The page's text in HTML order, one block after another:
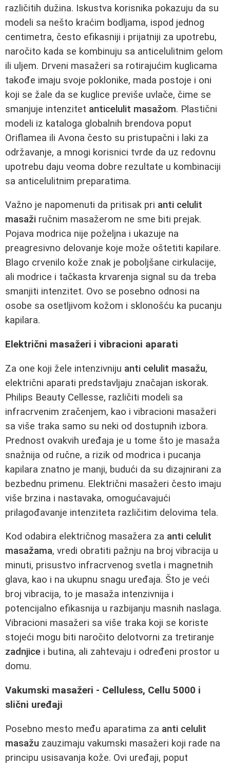
različitih dužina. Iskustva korisnika pokazuju da su
modeli sa nešto kraćim bodljama, ispod jednog
centimetra, često efikasniji i prijatniji za upotrebu,
naročito kada se kombinuju sa anticelulitnim gelom
ili uljem. Drveni masažeri sa rotirajućim kuglicama
takođe imaju svoje poklonike, mada postoje i oni
koji se žale da se kuglice previše uvlače, čime se
smanjuje intenzitet anticelulit masažom. Plastični
modeli iz kataloga globalnih brendova poput
Oriflamea ili Avona često su pristupačni i laki za
održavanje, a mnogi korisnici tvrde da uz redovnu
upotrebu daju veoma dobre rezultate u kombinaciji
sa anticelulitnim preparatima.
Važno je napomenuti da pritisak pri anti celulit
masaži ručnim masažerom ne sme biti prejak.
Pojava modrica nije poželjna i ukazuje na
preagresivno delovanje koje može oštetiti kapilare.
Blago crvenilo kože znak je poboljšane cirkulacije,
ali modrice i tačkasta krvarenja signal su da treba
smanjiti intenzitet. Ovo se posebno odnosi na
osobe sa osetljivom kožom i sklonošću ka pucanju
kapilara.
Električni masažeri i vibracioni aparati
Za one koji žele intenzivniju anti celulit masažu,
električni aparati predstavljaju značajan iskorak.
Philips Beauty Cellesse, različiti modeli sa
infracrvenim zračenjem, kao i vibracioni masažeri
sa više traka samo su neki od dostupnih izbora.
Prednost ovakvih uređaja je u tome što je masaža
snažnija od ručne, a rizik od modrica i pucanja
kapilara znatno je manji, budući da su dizajnirani za
bezbednu primenu. Električni masažeri često imaju
više brzina i nastavaka, omogućavajući
prilagođavanje intenziteta različitim delovima tela.
Kod odabira električnog masažera za anti celulit
masažama, vredi obratiti pažnju na broj vibracija u
minuti, prisustvo infracrvenog svetla i magnetnih
glava, kao i na ukupnu snagu uređaja. Što je veći
broj vibracija, to je masaža intenzivnija i
potencijalno efikasnija u razbijanju masnih naslaga.
Vibracioni masažeri sa više traka koji se koriste
stojeći mogu biti naročito delotvorni za tretiranje
zadnjice i butina, ali zahtevaju i određeni prostor u
domu.
Vakumski masažeri - Celluless, Cellu 5000 i
slični uređaji
Posebno mesto među aparatima za anti celulit
masažu zauzimaju vakumski masažeri koji rade na
principu usisavanja kože. Ovi uređaji, poput